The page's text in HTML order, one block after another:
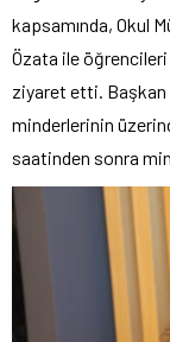
kapsamında, Okul
Özata ile öğrencileri
ziyaret etti. Başkan
minderlerinin
saatinden sonra